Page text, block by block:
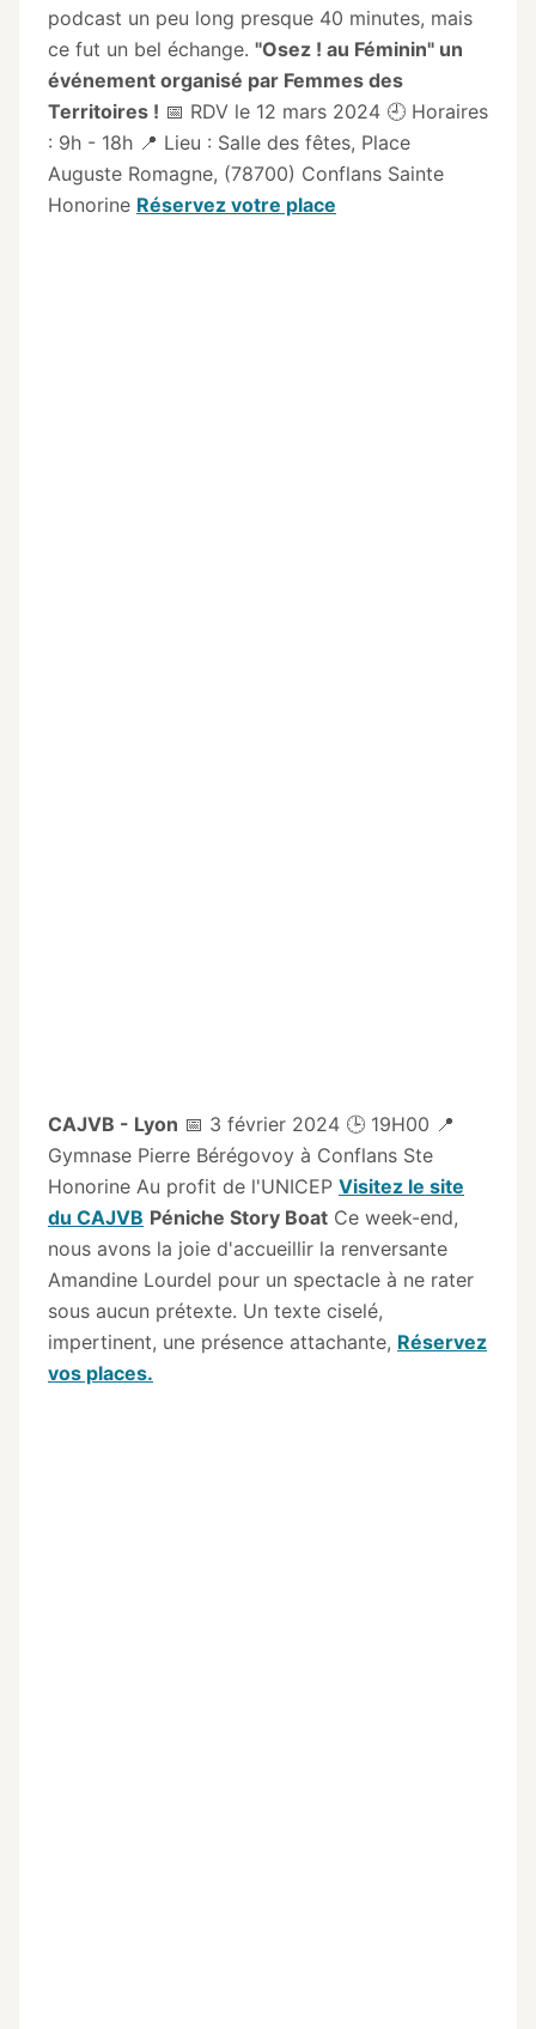
podcast un peu long presque 40 minutes, mais
ce fut un bel échange. "Osez ! au Féminin" un
événement organisé par Femmes des
Territoires ! 📅 RDV le 12 mars 2024 🕘 Horaires
: 9h - 18h 📍 Lieu : Salle des fêtes, Place
Auguste Romagne, (78700) Conflans Sainte
Honorine Réservez votre place
CAJVB - Lyon 📅 3 février 2024 🕒 19H00 📍
Gymnase Pierre Bérégovoy à Conflans Ste
Honorine Au profit de l'UNICEP Visitez le site
du CAJVB Péniche Story Boat Ce week-end,
nous avons la joie d'accueillir la renversante
Amandine Lourdel pour un spectacle à ne rater
sous aucun prétexte. Un texte ciselé,
impertinent, une présence attachante, Réservez
vos places.